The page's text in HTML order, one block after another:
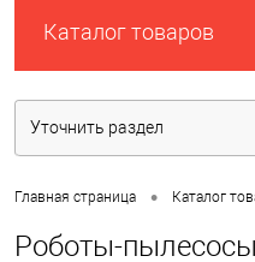
Каталог товаров
Уточнить раздел
Главная страница • Каталог
Роботы-